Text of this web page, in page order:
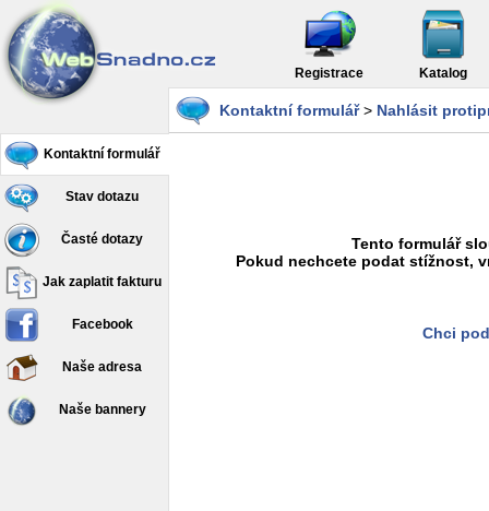
Registrace Katalog
Kontaktní formulář
Stav dotazu
Časté dotazy
Jak zaplatit fakturu
Facebook
Naše adresa
Naše bannery
Kontaktní formulář> Nahlásit
Tento formulář
Pokud nechcete podat stížnost,
Chci